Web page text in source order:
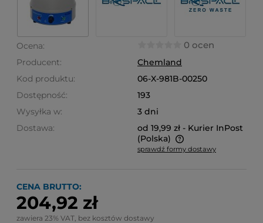
Ocena: 0 ocen
Producent:
Chemland
Kod produktu:
06-X-981B-00250
Dostępność:
193
Wysyłka w:
3 dni
Dostawa:
od 19,99 zł - Kurier InPost
(Polska)
Cena nie zawiera ewentualnych kosztów płatności
sprawdź formy dostawy
CENA BRUTTO:
204,92 zł
zawiera 23% VAT, bez kosztów dostawy